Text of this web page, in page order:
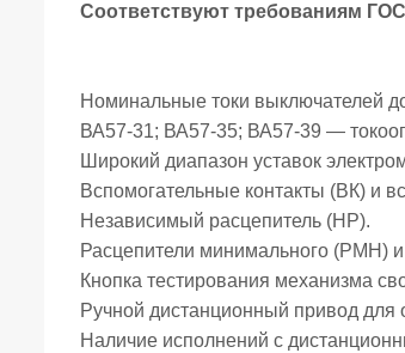
Соответствуют требованиям
Номинальные токи выключателей
ВА57-31; ВА57-35; ВА57-39 —
Широкий диапазон уставок
Вспомогательные контакты (ВК) и
Независимый расцепитель (HP).
Расцепители минимального (РМН)
Кнопка тестирования механизма
Ручной дистанционный привод для
Наличие исполнений с